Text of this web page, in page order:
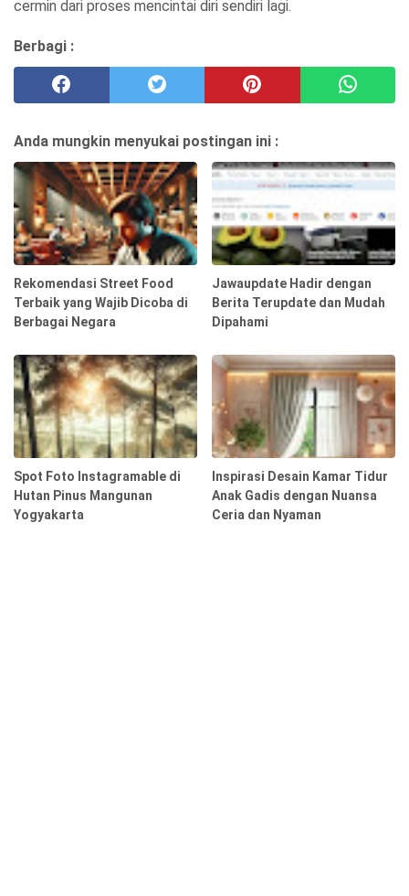
cermin dari proses mencintai diri sendiri lagi.
Berbagi :
Anda mungkin menyukai postingan ini :
Rekomendasi Street Food
Terbaik yang Wajib Dicoba di
Berbagai Negara
Jawaupdate Hadir dengan
Berita Terupdate dan Mudah
Dipahami
Spot Foto Instagramable di
Hutan Pinus Mangunan
Yogyakarta
Inspirasi Desain Kamar Tidur
Anak Gadis dengan Nuansa
Ceria dan Nyaman